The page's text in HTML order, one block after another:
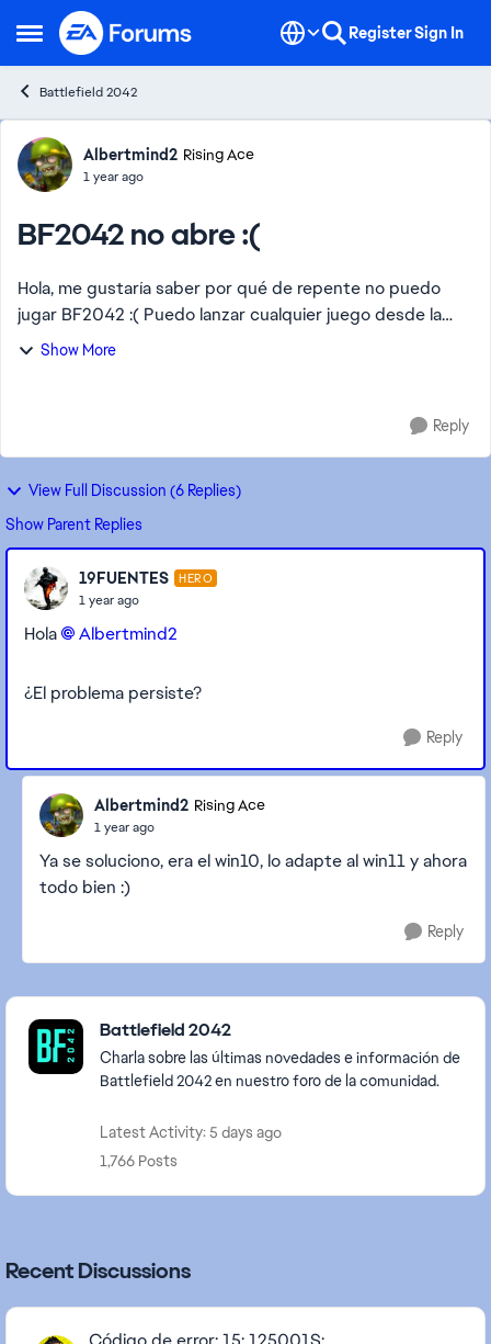
Open Side Menu
Skip to content RegisterSign In
Battlefield 2042
Forum Discussion
Albertmind2 Rising Ace
1 year ago
BF2042 no abre :(
Hola, me gustaría saber por qué de repente no puedo
jugar BF2042 :( Puedo lanzar cualquier juego desde la
aplicación de EA, pero 2042 no. Cada vez que lo intento
Show More
Reply
View Full Discussion (6 Replies)
Show Parent Replies
19FUENTES HERO
1 year ago
Hola Albertmind2​
¿El problema persiste?
Reply
Albertmind2 Rising Ace
1 year ago
Ya se soluciono, era el win10, lo adapte al win11 y ahora
todo bien :)
Reply
Featured Places
Battlefield 2042
Charla sobre las últimas novedades e información de
Battlefield 2042 en nuestro foro de la comunidad.
Latest Activity: 5 days ago
1,766 Posts
Recent Discussions